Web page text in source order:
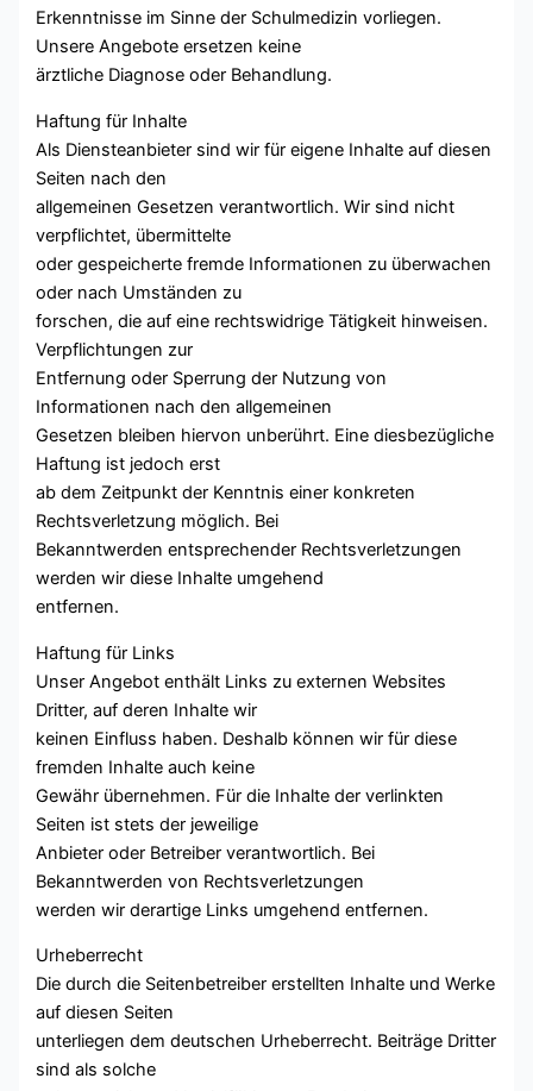
Erkenntnisse im Sinne der Schulmedizin vorliegen.
Unsere Angebote ersetzen keine
ärztliche Diagnose oder Behandlung.
Haftung für Inhalte
Als Diensteanbieter sind wir für eigene Inhalte auf diesen
Seiten nach den
allgemeinen Gesetzen verantwortlich. Wir sind nicht
verpflichtet, übermittelte
oder gespeicherte fremde Informationen zu überwachen
oder nach Umständen zu
forschen, die auf eine rechtswidrige Tätigkeit hinweisen.
Verpflichtungen zur
Entfernung oder Sperrung der Nutzung von
Informationen nach den allgemeinen
Gesetzen bleiben hiervon unberührt. Eine diesbezügliche
Haftung ist jedoch erst
ab dem Zeitpunkt der Kenntnis einer konkreten
Rechtsverletzung möglich. Bei
Bekanntwerden entsprechender Rechtsverletzungen
werden wir diese Inhalte umgehend
entfernen.
Haftung für Links
Unser Angebot enthält Links zu externen Websites
Dritter, auf deren Inhalte wir
keinen Einfluss haben. Deshalb können wir für diese
fremden Inhalte auch keine
Gewähr übernehmen. Für die Inhalte der verlinkten
Seiten ist stets der jeweilige
Anbieter oder Betreiber verantwortlich. Bei
Bekanntwerden von Rechtsverletzungen
werden wir derartige Links umgehend entfernen.
Urheberrecht
Die durch die Seitenbetreiber erstellten Inhalte und Werke
auf diesen Seiten
unterliegen dem deutschen Urheberrecht. Beiträge Dritter
sind als solche